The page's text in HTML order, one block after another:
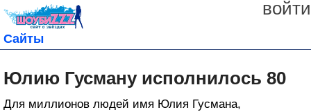
войти
Сайты
Юлию Гусману исполнилось 80
Для миллионов людей имя Юлия Гусмана,